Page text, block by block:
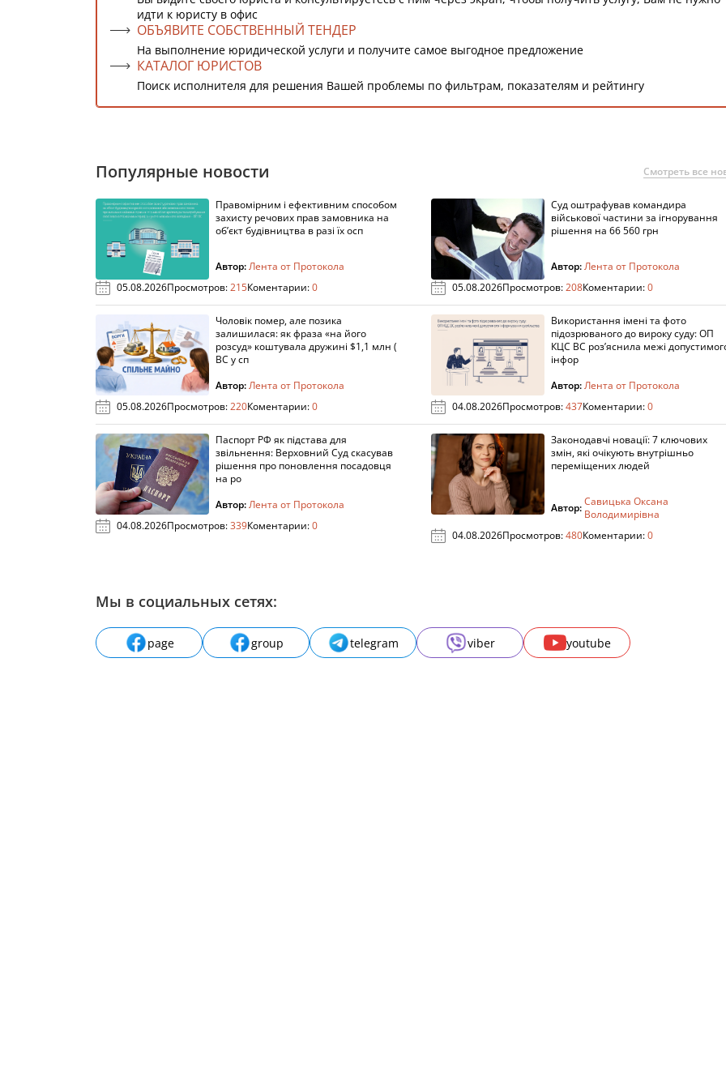
идти к юристу в офис
ОБЪЯВИТЕ СОБСТВЕННЫЙ ТЕНДЕР
На выполнение юридической услуги и получите самое выгодное предложение
КАТАЛОГ ЮРИСТОВ
Поиск исполнителя для решения Вашей проблемы по фильтрам, показателям и рейтингу
Популярные новости Смотреть все
Правомірним і ефективним способом
захисту речових прав замовника на
об’єкт будівництва в разі їх осп
Автор:Лента от Протокола
05.08.2026Просмотров:215Коментарии:0
Суд оштрафував командира
військової частини за ігнорування
рішення на 66 560 грн
Автор:Лента от Протокола
05.08.2026Просмотров:208Коментарии:0
Чоловік помер, але позика
залишилася: як фраза «на його
розсуд» коштувала дружині $1,1 млн (
ВС у сп
Автор:Лента от Протокола
05.08.2026Просмотров:220Коментарии:0
Використання імені та фото
підозрюваного до вироку суду: ОП
КЦС ВС роз’яснила межі
інфор
Автор:Лента от Протокола
04.08.2026Просмотров:437Коментарии:0
Паспорт РФ як підстава для
звільнення: Верховний Суд скасував
рішення про поновлення посадовця
на ро
Автор:Лента от Протокола
04.08.2026Просмотров:339Коментарии:0
Законодавчі новації: 7 ключових
змін, які очікують внутрішньо
переміщених людей
Автор:Савицька Оксана
Володимирівна
04.08.2026Просмотров:480Коментарии:0
Мы в социальных сетях:
page group telegram viber youtube